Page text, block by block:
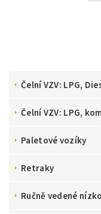
Čelní VZV: LPG,
Čelní VZV: LPG,
Paletové vozíky
Retraky
Ručně vedené